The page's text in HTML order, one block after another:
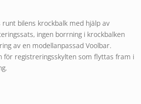
bilens krockbalk med hjälp av
ingen borrning i krockbalken
av en modellanpassad Voolbar.
för registreringsskylten som flyttas fram i
60 mm. Extraljus säljes separat.